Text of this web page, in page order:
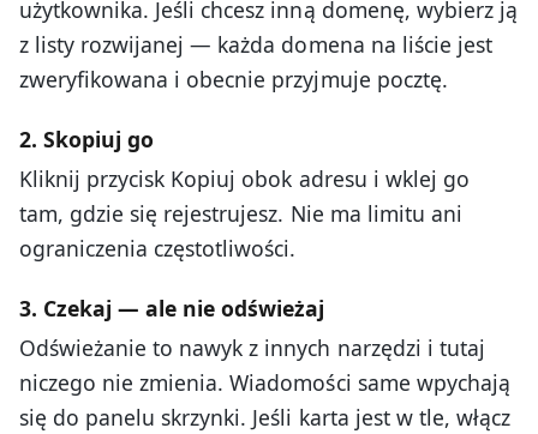
użytkownika. Jeśli chcesz inną domenę, wybierz ją
z listy rozwijanej — każda domena na liście jest
zweryfikowana i obecnie przyjmuje pocztę.
2. Skopiuj go
Kliknij przycisk Kopiuj obok adresu i wklej go
tam, gdzie się rejestrujesz. Nie ma limitu ani
ograniczenia częstotliwości.
3. Czekaj — ale nie odświeżaj
Odświeżanie to nawyk z innych narzędzi i tutaj
niczego nie zmienia. Wiadomości same wpychają
się do panelu skrzynki. Jeśli karta jest w tle, włącz